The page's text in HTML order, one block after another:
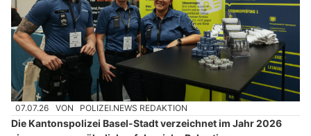
Anwärter starten ihre Ausbildung